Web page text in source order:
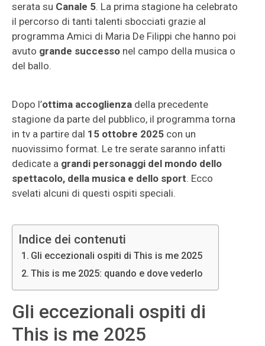
serata su Canale 5. La prima stagione ha celebrato
il percorso di tanti talenti sbocciati grazie al
programma Amici di Maria De Filippi che hanno poi
avuto grande successo nel campo della musica o
del ballo.
Dopo l’ottima accoglienza della precedente
stagione da parte del pubblico, il programma torna
in tv a partire dal 15 ottobre 2025 con un
nuovissimo format. Le tre serate saranno infatti
dedicate a grandi personaggi del mondo dello
spettacolo, della musica e dello sport. Ecco
svelati alcuni di questi ospiti speciali.
Indice dei contenuti
Gli eccezionali ospiti di This is me 2025
This is me 2025: quando e dove vederlo
Gli eccezionali ospiti di
This is me 2025